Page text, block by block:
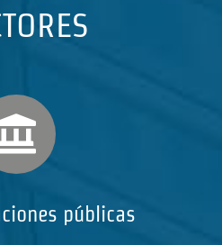
públicas